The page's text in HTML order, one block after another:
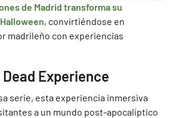
de Madrid transforma su
, convirtiéndose en
madrileño con experiencias
Experience
serie, esta experiencia inmersiva
a un mundo post-apocalíptico